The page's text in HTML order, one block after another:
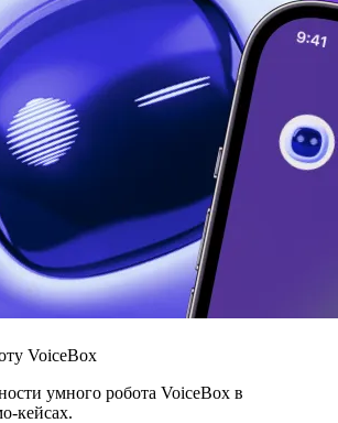
VoiceBox
умного робота VoiceBox в
кейсах.